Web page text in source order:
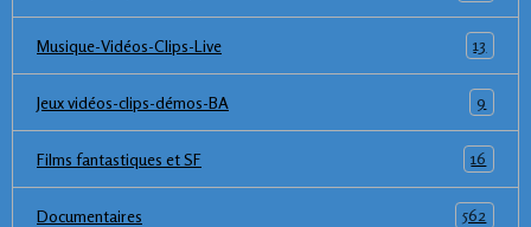
Musique-Vidéos-Clips-Live 13
Jeux vidéos-clips-démos-BA 9
Films fantastiques et SF 16
Documentaires 562